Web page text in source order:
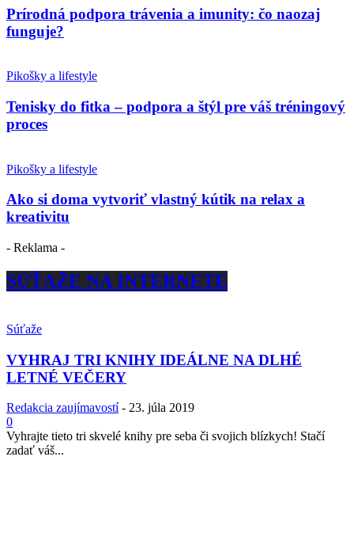
Prírodná podpora trávenia a imunity: čo naozaj
funguje?
Pikošky a lifestyle
Tenisky do fitka – podpora a štýl pre váš tréningový
proces
Pikošky a lifestyle
Ako si doma vytvoriť vlastný kútik na relax a
kreativitu
- Reklama -
SÚŤAŽE NA INTERNETE
Súťaže
VYHRAJ TRI KNIHY IDEÁLNE NA DLHÉ
LETNÉ VEČERY
Redakcia zaujímavostí - 23. júla 2019
0
Vyhrajte tieto tri skvelé knihy pre seba či svojich blízkych! Stačí
zadať váš...